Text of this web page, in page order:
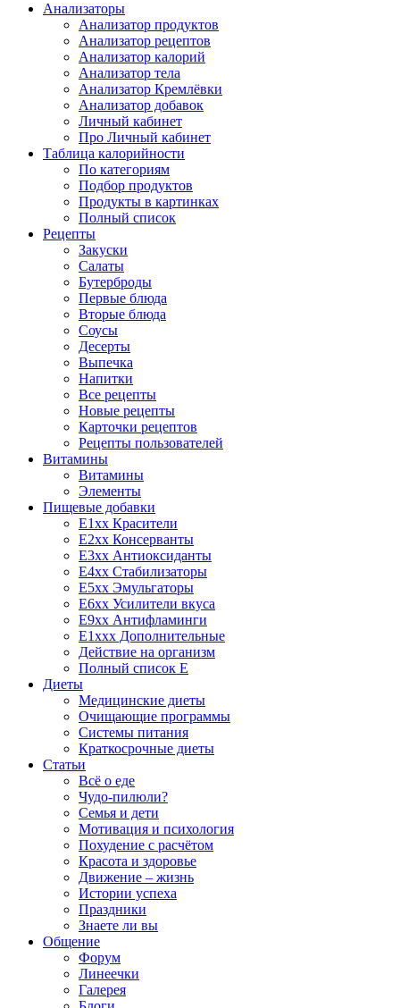
Анализаторы
Анализатор продуктов
Анализатор рецептов
Анализатор калорий
Анализатор тела
Анализатор Кремлёвки
Анализатор добавок
Личный кабинет
Про Личный кабинет
Таблица калорийности
По категориям
Подбор продуктов
Продукты в картинках
Полный список
Рецепты
Закуски
Салаты
Бутерброды
Первые блюда
Вторые блюда
Соусы
Десерты
Выпечка
Напитки
Все рецепты
Новые рецепты
Карточки рецептов
Рецепты пользователей
Витамины
Витамины
Элементы
Пищевые добавки
E1xx Красители
E2xx Консерванты
E3xx Антиоксиданты
E4xx Стабилизаторы
E5xx Эмульгаторы
E6xx Усилители вкуса
E9xx Антифламинги
E1xxx Дополнительные
Действие на организм
Полный список E
Диеты
Медицинские диеты
Очищающие программы
Системы питания
Краткосрочные диеты
Статьи
Всё о еде
Чудо-пилюли?
Семья и дети
Мотивация и психология
Похудение с расчётом
Красота и здоровье
Движение – жизнь
Истории успеха
Праздники
Знаете ли вы
Общение
Форум
Линеечки
Галерея